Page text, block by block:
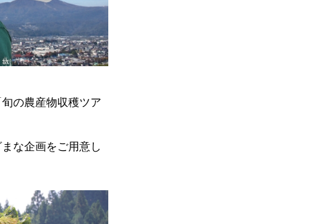
の農産物収穫ツア
な企画をご用意し